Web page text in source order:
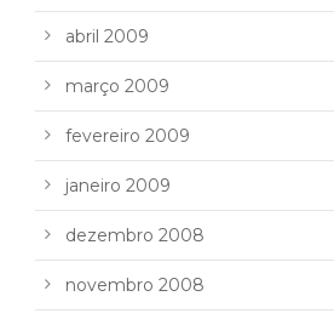
abril 2009
março 2009
fevereiro 2009
janeiro 2009
dezembro 2008
novembro 2008